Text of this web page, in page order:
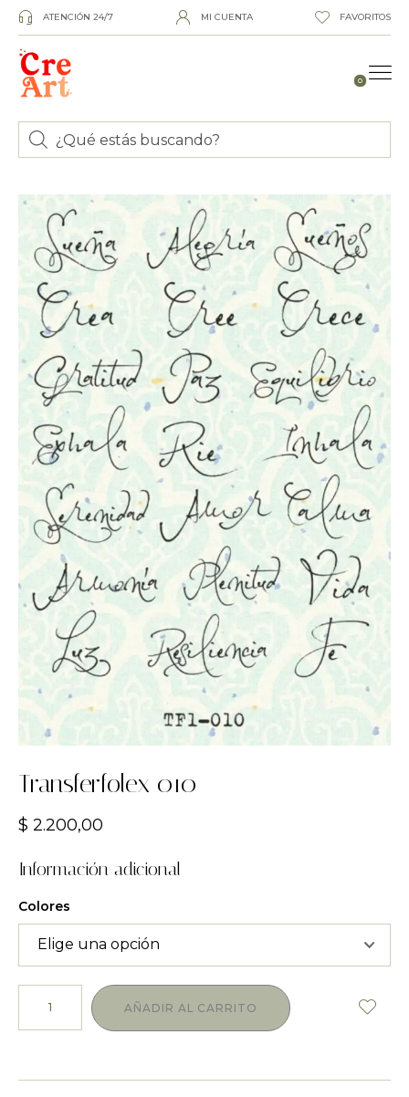
ATENCIÓN 24/7 MI CUENTA FAVORITOS
0
Transferfolex 010
$ 2.200,00
Información adicional
Colores
AÑADIR AL CARRITO